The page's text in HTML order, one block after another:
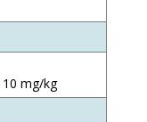
mg/kg